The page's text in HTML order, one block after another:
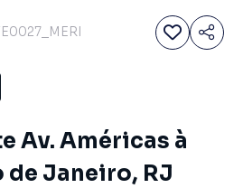
Av. Américas à
de Janeiro, RJ